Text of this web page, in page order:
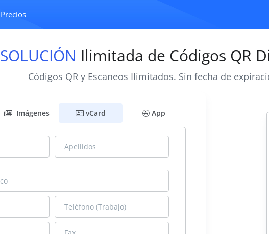
Precios
SOLUCIÓN Ilimitada de Códigos QR
Códigos QR y Escaneos Ilimitados. Sin fecha de
Imágenes vCard App